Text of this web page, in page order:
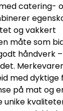
catering-
og vakkert
måte som
håndverk
med dyktige
på mat og
unike